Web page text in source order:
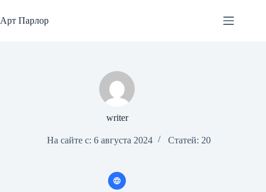
к
сути
Арт Парлор
writer
На сайте с: 6 августа 2024 Статей: 20